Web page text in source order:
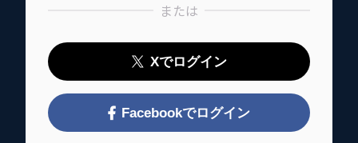
または
Xでログイン
Facebookでログイン